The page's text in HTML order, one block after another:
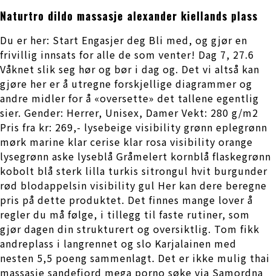
Naturtro dildo massasje alexander kiellands plass
Du er her: Start Engasjer deg Bli med, og gjør en
frivillig innsats for alle de som venter! Dag 7, 27.6
Våknet slik seg hør og bør i dag og. Det vi altså kan
gjøre her er å utregne forskjellige diagrammer og
andre midler for å «oversette» det tallene egentlig
sier. Gender: Herrer, Unisex, Damer Vekt: 280 g/m2
Pris fra kr: 269,- lysebeige visibility grønn eplegrønn
mørk marine klar cerise klar rosa visibility orange
lysegrønn aske lyseblå Gråmelert kornblå flaskegrønn
kobolt blå sterk lilla turkis sitrongul hvit burgunder
rød blodappelsin visibility gul Her kan dere beregne
pris på dette produktet. Det finnes mange lover å
regler du må følge, i tillegg til faste rutiner, som
gjør dagen din strukturert og oversiktlig. Tom fikk
andreplass i langrennet og slo Karjalainen med
nesten 5,5 poeng sammenlagt. Det er ikke mulig thai
massasje sandefjord mega porno søke via Samordna